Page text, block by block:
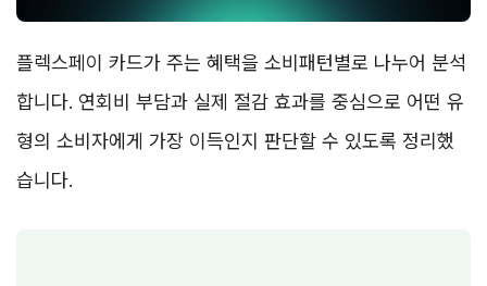
플렉스페이 카드가 주는 혜택을 소비패턴별로 나누어 분석
합니다. 연회비 부담과 실제 절감 효과를 중심으로 어떤 유
형의 소비자에게 가장 이득인지 판단할 수 있도록 정리했
습니다.